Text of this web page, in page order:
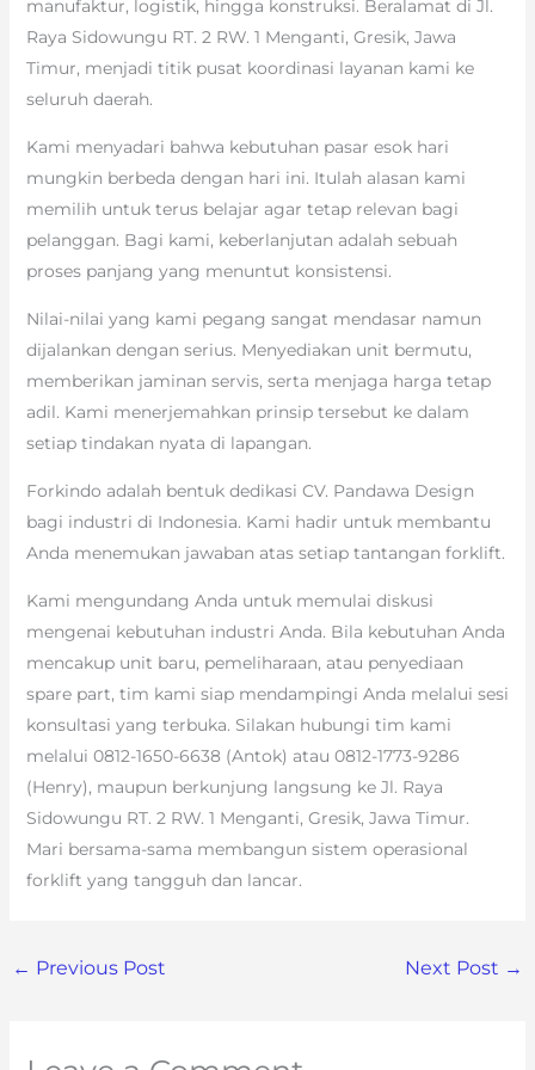
manufaktur, logistik, hingga konstruksi. Beralamat di Jl.
Raya Sidowungu RT. 2 RW. 1 Menganti, Gresik, Jawa
Timur, menjadi titik pusat koordinasi layanan kami ke
seluruh daerah.
Kami menyadari bahwa kebutuhan pasar esok hari
mungkin berbeda dengan hari ini. Itulah alasan kami
memilih untuk terus belajar agar tetap relevan bagi
pelanggan. Bagi kami, keberlanjutan adalah sebuah
proses panjang yang menuntut konsistensi.
Nilai-nilai yang kami pegang sangat mendasar namun
dijalankan dengan serius. Menyediakan unit bermutu,
memberikan jaminan servis, serta menjaga harga tetap
adil. Kami menerjemahkan prinsip tersebut ke dalam
setiap tindakan nyata di lapangan.
Forkindo adalah bentuk dedikasi CV. Pandawa Design
bagi industri di Indonesia. Kami hadir untuk membantu
Anda menemukan jawaban atas setiap tantangan forklift.
Kami mengundang Anda untuk memulai diskusi
mengenai kebutuhan industri Anda. Bila kebutuhan Anda
mencakup unit baru, pemeliharaan, atau penyediaan
spare part, tim kami siap mendampingi Anda melalui sesi
konsultasi yang terbuka. Silakan hubungi tim kami
melalui 0812-1650-6638 (Antok) atau 0812-1773-9286
(Henry), maupun berkunjung langsung ke Jl. Raya
Sidowungu RT. 2 RW. 1 Menganti, Gresik, Jawa Timur.
Mari bersama-sama membangun sistem operasional
forklift yang tangguh dan lancar.
← Previous Post Next Post →